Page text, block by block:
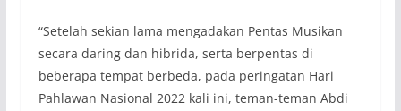
“Setelah sekian lama mengadakan Pentas Musikan
secara daring dan hibrida, serta berpentas di
beberapa tempat berbeda, pada peringatan Hari
Pahlawan Nasional 2022 kali ini, teman-teman Abdi